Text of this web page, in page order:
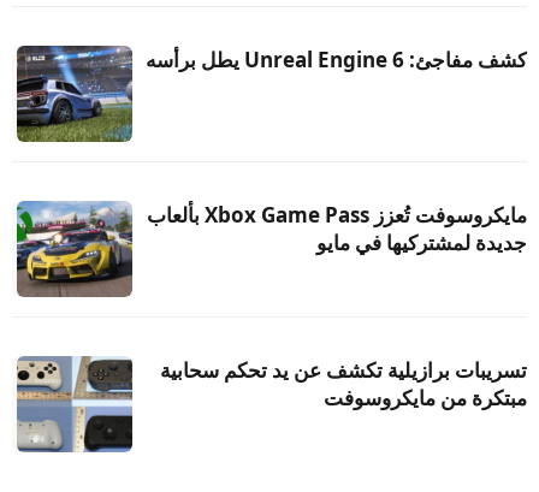
كشف مفاجئ: Unreal Engine 6 يطل برأسه
مايكروسوفت تُعزز Xbox Game Pass بألعاب
جديدة لمشتركيها في مايو
تسريبات برازيلية تكشف عن يد تحكم سحابية
مبتكرة من مايكروسوفت